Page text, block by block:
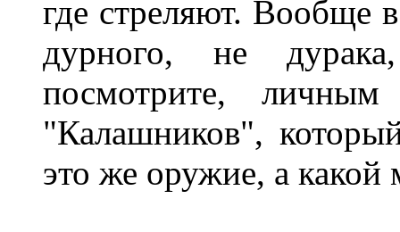
где стреляют. Вообще
дурного, не
посмотрите,
"Калашников",
это же оружие, а